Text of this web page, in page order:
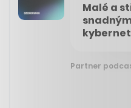
Malé a
Partner